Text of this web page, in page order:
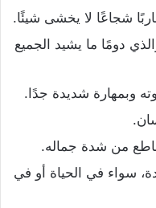
شجاعًا لا يخشى شيئًا.
دومًا ما يشيد الجميع
وبمهارة شديدة جدًا.
من شدة جماله.
سواء في الحياة أو في